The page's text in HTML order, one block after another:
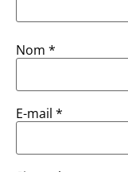
Nom *
E-mail *